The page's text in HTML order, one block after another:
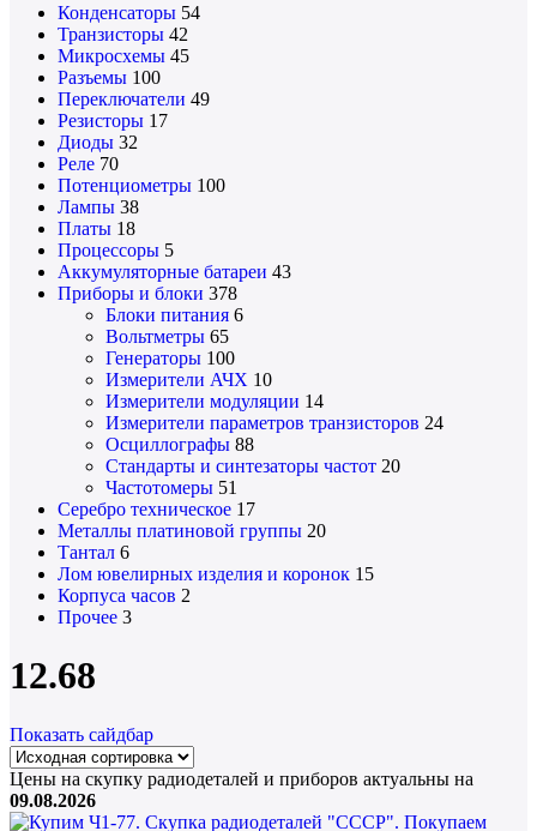
Конденсаторы 54
Транзисторы 42
Микросхемы 45
Разъемы 100
Переключатели 49
Резисторы 17
Диоды 32
Реле 70
Потенциометры 100
Лампы 38
Платы 18
Процессоры 5
Аккумуляторные батареи 43
Приборы и блоки 378
Блоки питания 6
Вольтметры 65
Генераторы 100
Измерители АЧХ 10
Измерители модуляции 14
Измерители параметров транзисторов 24
Осциллографы 88
Стандарты и синтезаторы частот 20
Частотомеры 51
Серебро техническое 17
Металлы платиновой группы 20
Тантал 6
Лом ювелирных изделия и коронок 15
Корпуса часов 2
Прочее 3
12.68
Показать сайдбар
Цены на скупку радиодеталей и приборов актуальны на
09.08.2026